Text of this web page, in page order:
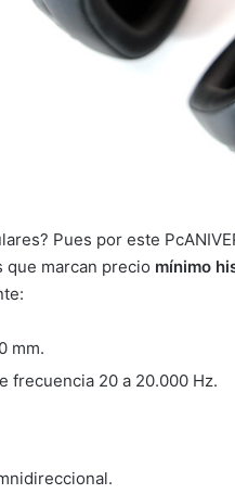
Pues por este
que marcan precio mínimo
mm.
frecuencia 20 a 20.000 Hz.